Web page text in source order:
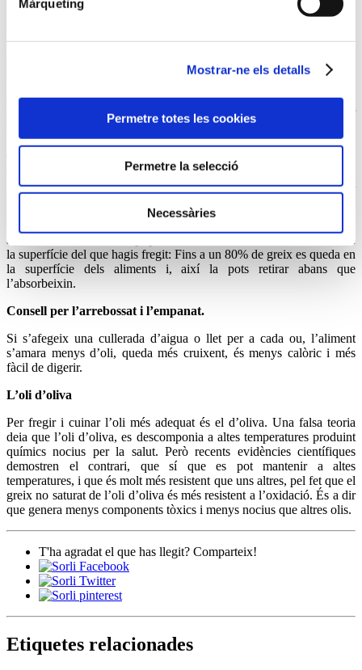
Màrqueting
Mostrar-ne els detalls
Permetre totes les cookies
Permetre la selecció
Necessàries
seca però l’interior humit així l’oli penetra menys. En el cas de
apte per a ser fregit. El motiu? El greix penetra molt més.
3. L’arrebossat, una barrera útil.Les farines amb un índex baix
d’humitat, com les de soja o blat de moro, són les més adients per
fregir. Les integrals, en canvi, tenen més humitat.
a altes temperatures perquè el temps de fregir disminueix. Més de
180 graus és massa, perquè l’oli es degradaria molt i l’aliment
s’acabaria cremant. Per a reduir el temps de fritura és recomanable
5. Tornar a utilitzar el paper absorbent.
Elimina l’oli sobrant de
la superfície del que hagis fregit: Fins a un 80% de greix es queda en
la superfície dels aliments i, així
la pots retirar abans que
l’absorbeixin.
Consell per l’arrebossat i l’empanat.
Si s’afegeix una cullerada d’aigua o llet per a cada ou, l’aliment
s’amara menys d’oli, queda més cruixent, és menys calòric i més
fàcil de digerir.
L’oli d’oliva
Per fregir i cuinar l’oli més adequat és el d’oliva. Una falsa teoria
deia que l’oli d’oliva, es descomponia a altes temperatures produint
químics nocius per la salut. Però recents evidències científiques
demostren el contrari, que sí que es pot mantenir a altes
temperatures, i que és molt més resistent que uns altres, pel fet que el
greix no saturat de l’oli d’oliva és més resistent a l’oxidació. És a dir
que genera menys components tòxics i menys nocius que altres olis.
T'ha agradat el que has llegit? Comparteix!
Etiquetes relacionades